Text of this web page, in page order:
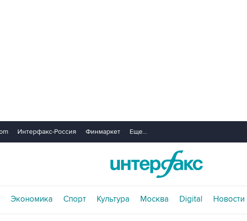
Интерфакс-Россия Финмаркет Еще...
Экономика Спорт Культура Москва Digital Новости